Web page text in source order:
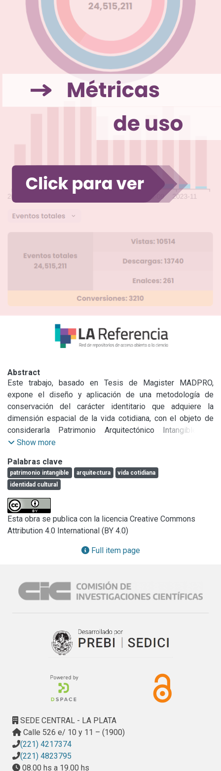
Abstract
Este trabajo, basado en Tesis de Magister MADPRO,
expone el diseño y aplicación de una metodología de
conservación del carácter identitario que adquiere la
dimensión espacial de la vida cotidiana, con el objeto de
considerarla Patrimonio Arquitectónico Intangible. El
estudio de campo de este fenómeno se desarrolla en la
explotación carbonífera fundado el año 1852, enclave de
arquitectura industrial inglesa del s. XIX, que da soporte a
una intensa vida cotidiana, constituyéndose en paradigma
de cultura comunitaria, pero en riesgo de extinción por una
errática reconversión laboral en el
transformaciones contemporáneas.
A través de un enfoque cualitativo de investigación se
constituye el marco teórico de una visión crítica de la
aplicación pedagógica de un modelo didáctico que utiliza la
emoción y la subjetividad como estrategia de aproximación
inmersos en una atmósfera intersticial
arquitectónica la constituye en un símbolo espacial,
haciendo consciente un ethos que envuelve nuestro modo
ámbito del Patrimonio
Show more
Palabras clave
patrimonio intangible arquitectura
vida cotidiana
identidad cultural
Esta obra se publica con la licencia Creative Commons
Attribution 4.0 International (BY 4.0)
Full item page
SEDE CENTRAL - LA PLATA
Calle 526 e/ 10 y 11 – (1900)
(221) 4217374
(221) 4823795
08.00 hs a 19.00 hs